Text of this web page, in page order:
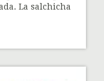
La salchicha